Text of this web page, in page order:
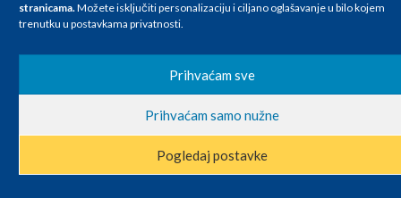
stranicama.Možete isključiti personalizaciju i ciljano oglašavanje u bilo kojem
trenutku u postavkama privatnosti.
Prihvaćam sve
Prihvaćam samo nužne
Pogledaj postavke